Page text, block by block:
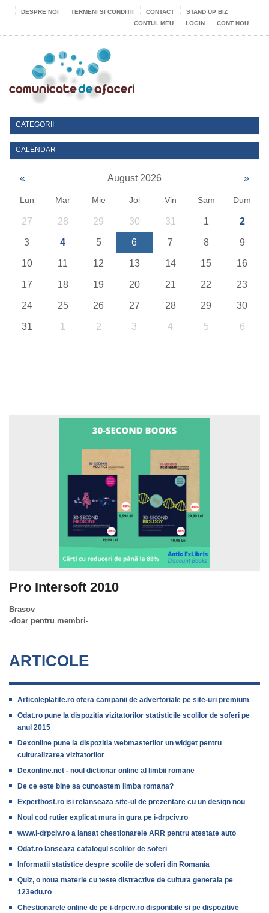
DESPRE NOI TERMENI SI CONDITII CONTACT
STAND UP BIZ
CONTUL MEU
LOGIN CONT NOU
CATEGORII
CALENDAR
« August 2026 »
Lun Mar Mie Joi Vin Sam Dum
27 28 29 30 31 1 2
3 4 5 6 7 8 9
10 11 12 13 14 15 16
17 18 19 20 21 22 23
24 25 26 27 28 29 30
31 1 2 3 4 5 6
Pro Intersoft 2010
Brasov
-doar pentru membri-
ARTICOLE
Articoleplatite.ro ofera campanii de advertoriale pe site-uri premium
Odat.ro pune la dispozitia vizitatorilor statisticile scolilor de soferi pe
anul 2015
Dexonline pune la dispozitia webmasterilor un widget pentru
culturalizarea vizitatorilor
Dexonline.net - noul dictionar online al limbii romane
De ce este bine sa cunoastem limba romana?
Experthost.ro isi relanseaza site-ul de prezentare cu un design nou
Noul cod rutier explicat mura in gura pe i-drpciv.ro
www.i-drpciv.ro a lansat chestionarele ARR pentru atestate auto
Odat.ro lanseaza catalogul scolilor de soferi
Informatii statistice despre scolile de soferi din Romania
Quiz, o noua materie cu teste distractive de cultura generala pe
123edu.ro
Chestionarele online de pe i-drpciv.ro disponibile si pe dispozitive